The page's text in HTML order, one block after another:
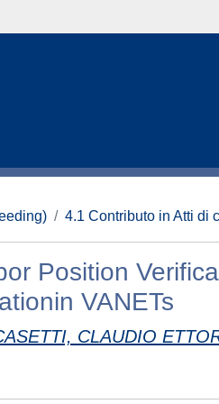
4.1 Contributo in Atti di
Position
VANETs
CLAUDIO